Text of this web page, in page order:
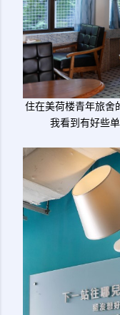
住在美荷楼青年旅舍
我看到有好些